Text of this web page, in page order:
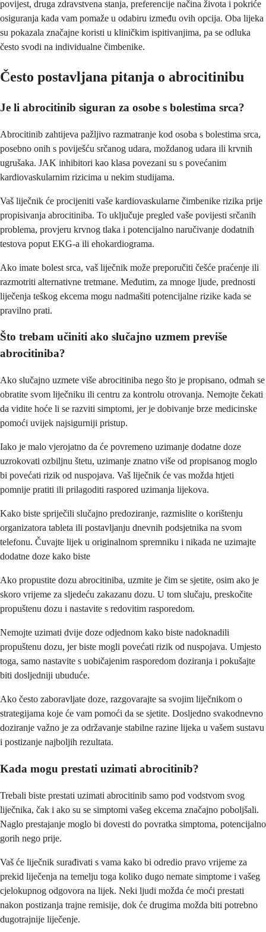
povijest, druga zdravstvena stanja, preferencije načina života i pokriće
osiguranja kada vam pomaže u odabiru između ovih opcija. Oba lijeka
su pokazala značajne koristi u kliničkim ispitivanjima, pa se odluka
često svodi na individualne čimbenike.
Često postavljana pitanja o abrocitinibu
Je li abrocitinib siguran za osobe s bolestima srca?
Abrocitinib zahtijeva pažljivo razmatranje kod osoba s bolestima srca,
posebno onih s poviješću srčanog udara, moždanog udara ili krvnih
ugrušaka. JAK inhibitori kao klasa povezani su s povećanim
kardiovaskularnim rizicima u nekim studijama.
Vaš liječnik će procijeniti vaše kardiovaskularne čimbenike rizika prije
propisivanja abrocitiniba. To uključuje pregled vaše povijesti srčanih
problema, provjeru krvnog tlaka i potencijalno naručivanje dodatnih
testova poput EKG-a ili ehokardiograma.
Ako imate bolest srca, vaš liječnik može preporučiti češće praćenje ili
razmotriti alternativne tretmane. Međutim, za mnoge ljude, prednosti
liječenja teškog ekcema mogu nadmašiti potencijalne rizike kada se
pravilno prati.
Što trebam učiniti ako slučajno uzmem previše
abrocitiniba?
Ako slučajno uzmete više abrocitiniba nego što je propisano, odmah se
obratite svom liječniku ili centru za kontrolu otrovanja. Nemojte čekati
da vidite hoće li se razviti simptomi, jer je dobivanje brze medicinske
pomoći uvijek najsigurniji pristup.
Iako je malo vjerojatno da će povremeno uzimanje dodatne doze
uzrokovati ozbiljnu štetu, uzimanje znatno više od propisanog moglo
bi povećati rizik od nuspojava. Vaš liječnik će vas možda htjeti
pomnije pratiti ili prilagoditi raspored uzimanja lijekova.
Kako biste spriječili slučajno predoziranje, razmislite o korištenju
organizatora tableta ili postavljanju dnevnih podsjetnika na svom
telefonu. Čuvajte lijek u originalnom spremniku i nikada ne uzimajte
dodatne doze kako biste
Ako propustite dozu abrocitiniba, uzmite je čim se sjetite, osim ako je
skoro vrijeme za sljedeću zakazanu dozu. U tom slučaju, preskočite
propuštenu dozu i nastavite s redovitim rasporedom.
Nemojte uzimati dvije doze odjednom kako biste nadoknadili
propuštenu dozu, jer biste mogli povećati rizik od nuspojava. Umjesto
toga, samo nastavite s uobičajenim rasporedom doziranja i pokušajte
biti dosljedniji ubuduće.
Ako često zaboravljate doze, razgovarajte sa svojim liječnikom o
strategijama koje će vam pomoći da se sjetite. Dosljedno svakodnevno
doziranje važno je za održavanje stabilne razine lijeka u vašem sustavu
i postizanje najboljih rezultata.
Kada mogu prestati uzimati abrocitinib?
Trebali biste prestati uzimati abrocitinib samo pod vodstvom svog
liječnika, čak i ako su se simptomi vašeg ekcema značajno poboljšali.
Naglo prestajanje moglo bi dovesti do povratka simptoma, potencijalno
gorih nego prije.
Vaš će liječnik surađivati s vama kako bi odredio pravo vrijeme za
prekid liječenja na temelju toga koliko dugo nemate simptome i vašeg
cjelokupnog odgovora na lijek. Neki ljudi možda će moći prestati
nakon postizanja trajne remisije, dok će drugima možda biti potrebno
dugotrajnije liječenje.